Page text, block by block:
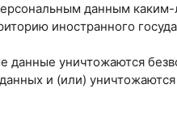
данным
иностранного
данные уничтожаются
и (или)